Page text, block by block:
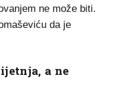
ne može biti.
da je
a ne